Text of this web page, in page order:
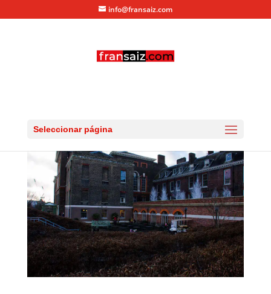
info@fransaiz.com
Seleccionar página